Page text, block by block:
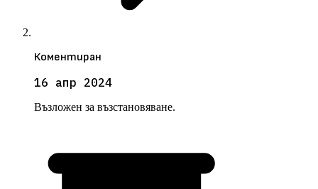
Коментиран
16 апр 2024
Възложен за възстановяване.